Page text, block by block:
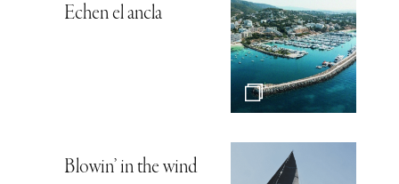
Echen el ancla
Blowin’ in the wind